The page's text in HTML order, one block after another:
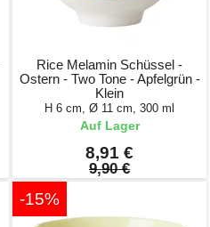
Rice Melamin Schüssel -
Ostern - Two Tone - Apfelgrün -
Klein
H 6 cm, Ø 11 cm, 300 ml
Auf Lager
8,91 €
9,90 €
-15%